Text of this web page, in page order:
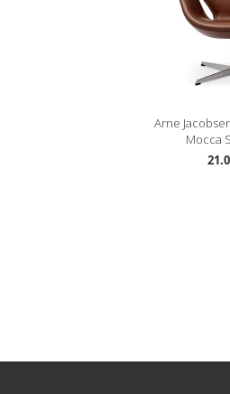
Arne
Mocca